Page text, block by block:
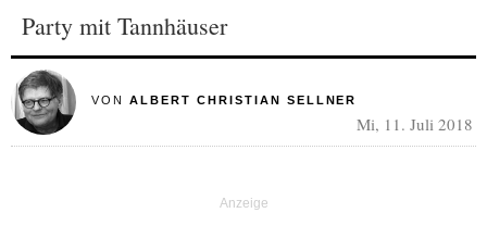
Party mit Tannhäuser
VON ALBERT CHRISTIAN SELLNER
Mi, 11. Juli 2018